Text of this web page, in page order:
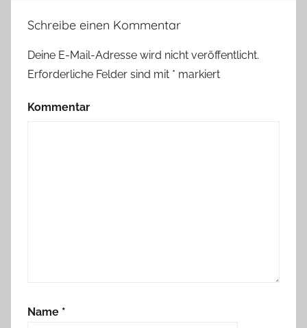
Schreibe einen Kommentar
Deine E-Mail-Adresse wird nicht veröffentlicht.
Erforderliche Felder sind mit * markiert
Kommentar
Name *